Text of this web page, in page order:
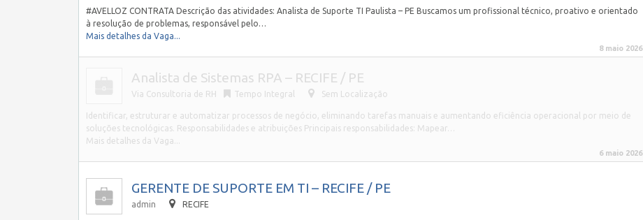
#AVELLOZ CONTRATA Descrição das atividades: Analista de Suporte TI Paulista – PE Buscamos um profissional técnico, proativo e orientado
à resolução de problemas, responsável pelo…
Mais detalhes da Vaga...
8 maio 2026
Analista de Sistemas RPA – RECIFE / PE
Via Consultoria de RH Tempo Integral Sem Localização
Identificar, estruturar e automatizar processos de negócio, eliminando tarefas manuais e aumentando eficiência operacional por meio de
soluções tecnológicas. Responsabilidades e atribuições Principais responsabilidades: Mapear…
Mais detalhes da Vaga...
6 maio 2026
GERENTE DE SUPORTE EM TI – RECIFE / PE
admin RECIFE